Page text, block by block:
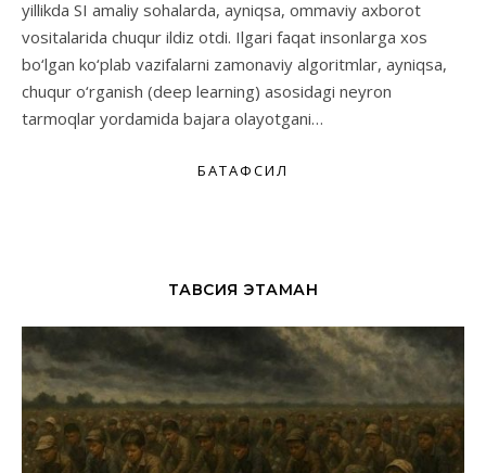
yillikda SI amaliy sohalarda, ayniqsa, ommaviy axborot
vositalarida chuqur ildiz otdi. Ilgari faqat insonlarga xos
bo‘lgan ko‘plab vazifalarni zamonaviy algoritmlar, ayniqsa,
chuqur o‘rganish (deep learning) asosidagi neyron
tarmoqlar yordamida bajara olayotgani…
БАТАФСИЛ
ТАВСИЯ ЭТАМАН